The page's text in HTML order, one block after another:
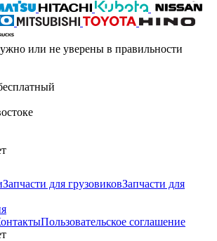
или не уверены в правильности
Запчасти для грузовиковЗапчасти для
Пользовательское соглашение